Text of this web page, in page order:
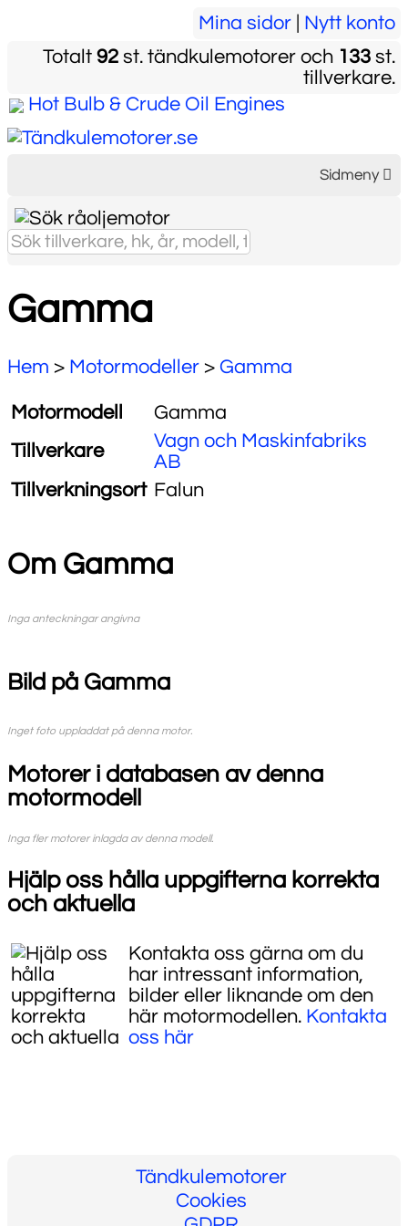
Mina sidor
Nytt konto
Totalt 92 st. tändkulemotorer och 133 st.
tillverkare.
Hot Bulb & Crude Oil Engines
Sidmeny
Gamma
Hem > Motormodeller > Gamma
Motormodell
Gamma
Tillverkare
Vagn och Maskinfabriks
AB
Tillverkningsort Falun
Om Gamma
Inga anteckningar angivna
Bild på Gamma
Inget foto uppladdat på denna motor.
Motorer i databasen av denna
motormodell
Inga fler motorer inlagda av denna modell.
Hjälp oss hålla uppgifterna korrekta
och aktuella
Kontakta oss gärna om du
har intressant information,
bilder eller liknande om den
här motormodellen. Kontakta
oss här
Tändkulemotorer
Cookies